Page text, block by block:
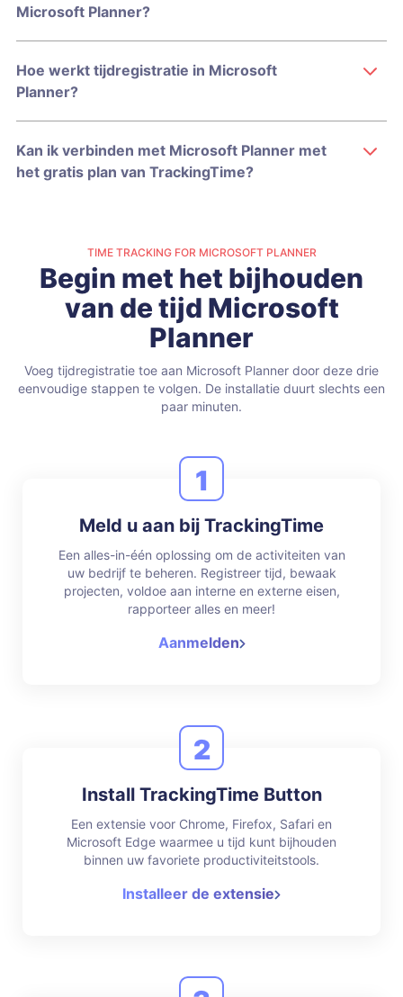
Microsoft Planner?
Hoe werkt tijdregistratie in Microsoft
Planner?
Kan ik verbinden met Microsoft Planner met
het gratis plan van TrackingTime?
TIME TRACKING FOR MICROSOFT PLANNER
Begin met het bijhouden
van de tijd Microsoft
Planner
Voeg tijdregistratie toe aan Microsoft Planner door deze drie
eenvoudige stappen te volgen. De installatie duurt slechts een
paar minuten.
1
Meld u aan bij TrackingTime
Een alles-in-één oplossing om de activiteiten van
uw bedrijf te beheren. Registreer tijd, bewaak
projecten, voldoe aan interne en externe eisen,
rapporteer alles en meer!
Aanmelden
2
Install TrackingTime Button
Een extensie voor Chrome, Firefox, Safari en
Microsoft Edge waarmee u tijd kunt bijhouden
binnen uw favoriete productiviteitstools.
Installeer de extensie